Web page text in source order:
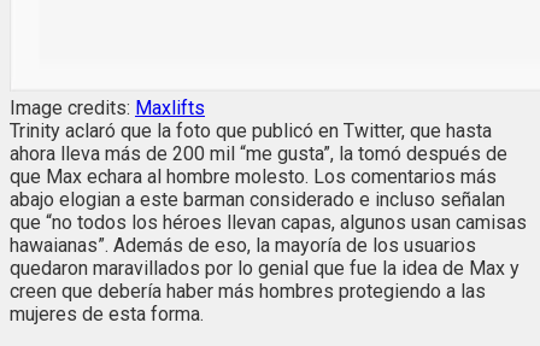
Image credits: Maxlifts
Trinity aclaró que la foto que publicó en Twitter, que hasta
ahora lleva más de 200 mil “me gusta”, la tomó después de
que Max echara al hombre molesto. Los comentarios más
abajo elogian a este barman considerado e incluso señalan
que “no todos los héroes llevan capas, algunos usan camisas
hawaianas”. Además de eso, la mayoría de los usuarios
quedaron maravillados por lo genial que fue la idea de Max y
creen que debería haber más hombres protegiendo a las
mujeres de esta forma.